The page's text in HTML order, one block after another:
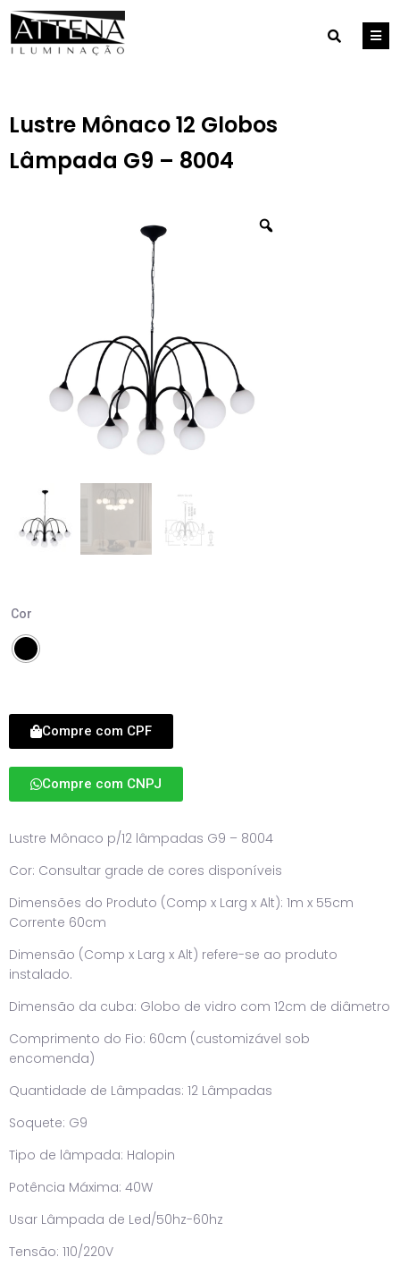
Lustre Mônaco 12 Globos
Lâmpada G9 – 8004
Cor
Compre com CPF
Compre com CNPJ
Lustre Mônaco p/12 lâmpadas G9 – 8004
Cor: Consultar grade de cores disponíveis
Dimensões do Produto (Comp x Larg x Alt): 1m x 55cm
Corrente 60cm
Dimensão (Comp x Larg x Alt) refere-se ao produto
instalado.
Dimensão da cuba: Globo de vidro com 12cm de diâmetro
Comprimento do Fio: 60cm (customizável sob
encomenda)
Quantidade de Lâmpadas: 12 Lâmpadas
Soquete: G9
Tipo de lâmpada: Halopin
Potência Máxima: 40W
Usar Lâmpada de Led/50hz-60hz
Tensão: 110/220V